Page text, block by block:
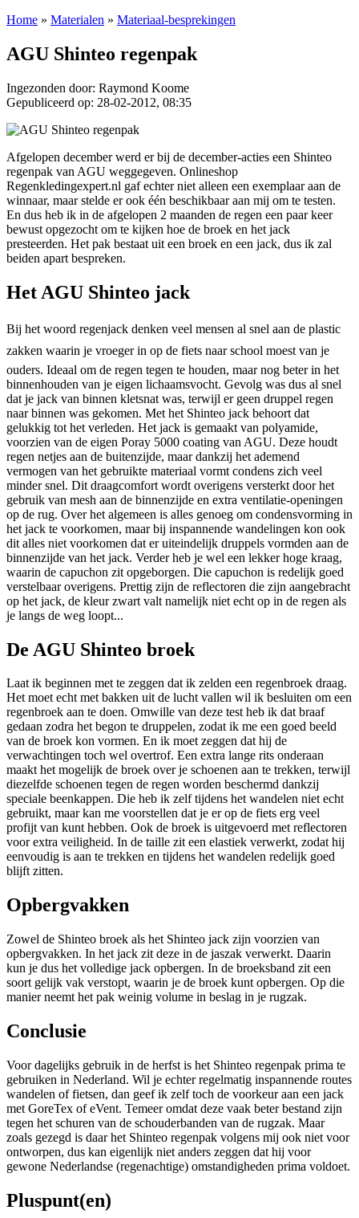
Home » Materialen » Materiaal-besprekingen
AGU Shinteo regenpak
Ingezonden door: Raymond Koome
Gepubliceerd op: 28-02-2012, 08:35
Afgelopen december werd er bij de december-acties een Shinteo
regenpak van AGU weggegeven. Onlineshop
Regenkledingexpert.nl gaf echter niet alleen een exemplaar aan de
winnaar, maar stelde er ook één beschikbaar aan mij om te testen.
En dus heb ik in de afgelopen 2 maanden de regen een paar keer
bewust opgezocht om te kijken hoe de broek en het jack
presteerden. Het pak bestaat uit een broek en een jack, dus ik zal
beiden apart bespreken.
Het AGU Shinteo jack
Bij het woord regenjack denken veel mensen al snel aan de plastic
zakken waarin je vroeger in op de fiets naar school moest van je
ouders. Ideaal om de regen tegen te houden, maar nog beter in het
binnenhouden van je eigen lichaamsvocht. Gevolg was dus al snel
dat je jack van binnen kletsnat was, terwijl er geen druppel regen
naar binnen was gekomen. Met het Shinteo jack behoort dat
gelukkig tot het verleden. Het jack is gemaakt van polyamide,
voorzien van de eigen Poray 5000 coating van AGU. Deze houdt
regen netjes aan de buitenzijde, maar dankzij het ademend
vermogen van het gebruikte materiaal vormt condens zich veel
minder snel. Dit draagcomfort wordt overigens versterkt door het
gebruik van mesh aan de binnenzijde en extra ventilatie-openingen
op de rug. Over het algemeen is alles genoeg om condensvorming in
het jack te voorkomen, maar bij inspannende wandelingen kon ook
dit alles niet voorkomen dat er uiteindelijk druppels vormden aan de
binnenzijde van het jack. Verder heb je wel een lekker hoge kraag,
waarin de capuchon zit opgeborgen. Die capuchon is redelijk goed
verstelbaar overigens. Prettig zijn de reflectoren die zijn aangebracht
op het jack, de kleur zwart valt namelijk niet echt op in de regen als
je langs de weg loopt...
De AGU Shinteo broek
Laat ik beginnen met te zeggen dat ik zelden een regenbroek draag.
Het moet echt met bakken uit de lucht vallen wil ik besluiten om een
regenbroek aan te doen. Omwille van deze test heb ik dat braaf
gedaan zodra het begon te druppelen, zodat ik me een goed beeld
van de broek kon vormen. En ik moet zeggen dat hij de
verwachtingen toch wel overtrof. Een extra lange rits onderaan
maakt het mogelijk de broek over je schoenen aan te trekken, terwijl
diezelfde schoenen tegen de regen worden beschermd dankzij
speciale beenkappen. Die heb ik zelf tijdens het wandelen niet echt
gebruikt, maar kan me voorstellen dat je er op de fiets erg veel
profijt van kunt hebben. Ook de broek is uitgevoerd met reflectoren
voor extra veiligheid. In de taille zit een elastiek verwerkt, zodat hij
eenvoudig is aan te trekken en tijdens het wandelen redelijk goed
blijft zitten.
Opbergvakken
Zowel de Shinteo broek als het Shinteo jack zijn voorzien van
opbergvakken. In het jack zit deze in de jaszak verwerkt. Daarin
kun je dus het volledige jack opbergen. In de broeksband zit een
soort gelijk vak verstopt, waarin je de broek kunt opbergen. Op die
manier neemt het pak weinig volume in beslag in je rugzak.
Conclusie
Voor dagelijks gebruik in de herfst is het Shinteo regenpak prima te
gebruiken in Nederland. Wil je echter regelmatig inspannende routes
wandelen of fietsen, dan geef ik zelf toch de voorkeur aan een jack
met GoreTex of eVent. Temeer omdat deze vaak beter bestand zijn
tegen het schuren van de schouderbanden van de rugzak. Maar
zoals gezegd is daar het Shinteo regenpak volgens mij ook niet voor
ontworpen, dus kan eigenlijk niet anders zeggen dat hij voor
gewone Nederlandse (regenachtige) omstandigheden prima voldoet.
Pluspunt(en)